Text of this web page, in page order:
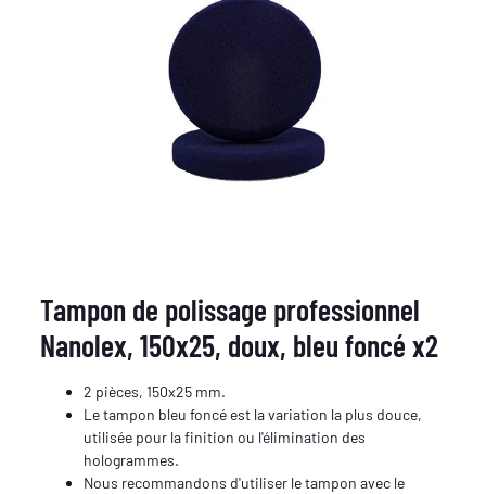
Tampon de polissage professionnel
Nanolex, 150x25, doux, bleu foncé x2
2 pièces, 150x25 mm.
Le tampon bleu foncé est la variation la plus douce,
utilisée pour la finition ou l'élimination des
hologrammes.
Nous recommandons d'utiliser le tampon avec le